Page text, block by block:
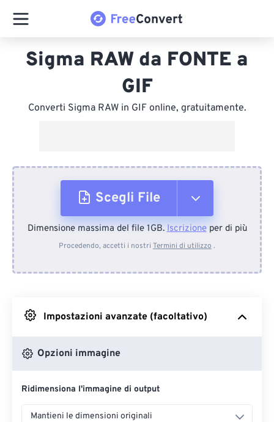
Sigma RAW da FONTE a
GIF
Converti Sigma RAW in GIF online, gratuitamente.
Scegli File
Dal dispositivo
Da Google Drive
Dimensione massima del file 1GB.Iscrizioneper di più
Procedendo, accetti i nostri Termini di utilizzo .
Impostazioni avanzate (facoltativo)
Opzioni immagine
Ridimensiona l'immagine di output
Mantieni le dimensioni originali